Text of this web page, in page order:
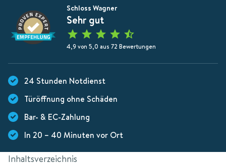
Schloss Wagner
Sehr gut
4,9 von 5,0 aus 72 Bewertungen
24 Stunden Notdienst
Türöffnung ohne Schäden
Bar- & EC-Zahlung
In 20 – 40 Minuten vor Ort
Inhaltsverzeichnis